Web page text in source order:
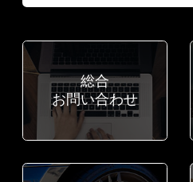
総合
お問い合わせ